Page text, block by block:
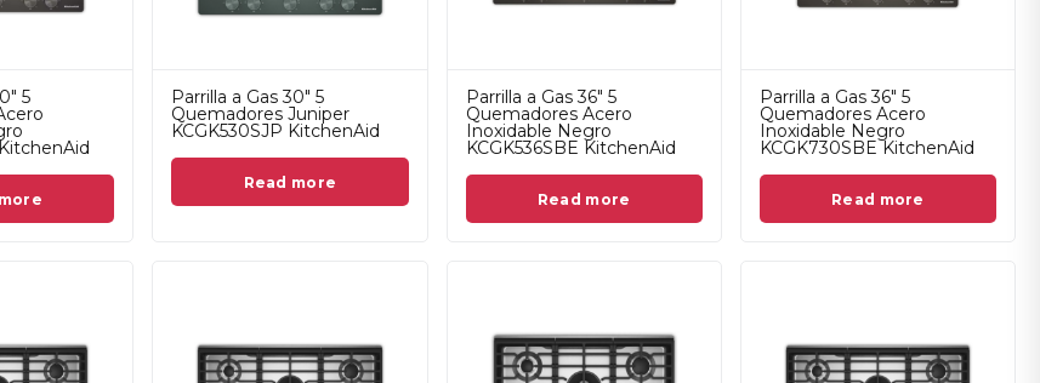
5 Parrilla a Gas 30" 5
Quemadores Juniper
KCGK530SJP KitchenAid
Read more
Parrilla a Gas 36" 5
Quemadores Acero
Inoxidable Negro
KCGK536SBE KitchenAid
Read more
Parrilla a Gas 36" 5
Quemadores Acero
Inoxidable Negro
KCGK730SBE KitchenAid
Read more